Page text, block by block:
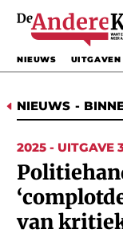
NIEUWS UITGAVEN
D NIEUWS -
2025 - UITGAVE
van